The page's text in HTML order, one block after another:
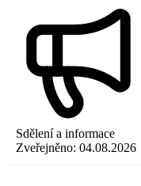
Sdělení a informace
Zveřejněno: 04.08.2026